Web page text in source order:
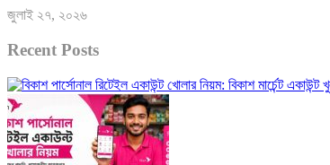
জুলাই ২৭, ২০২৬
Recent Posts